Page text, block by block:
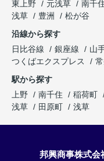
東上野
元浅草 南千
浅草
豊洲
松が谷
沿線から探す
日比谷線
銀座線 山
つくばエクスプレス
駅から探す
上野
南千住 稲荷町
浅草
田原町 浅草
邦興商事株式会